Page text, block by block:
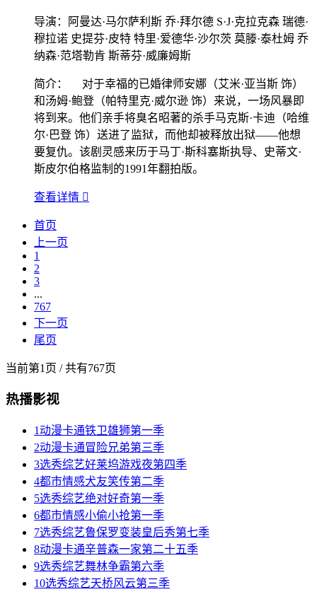
导演：
阿曼达·马尔萨利斯 乔·拜尔德 S·J·克拉克森 瑞德·
穆拉诺 史提芬·皮特 特里·爱德华·沙尔茨 莫滕·泰杜姆 乔
纳森·范塔勒肯 斯蒂芬·威廉姆斯
简介：
对于幸福的已婚律师安娜（艾米·亚当斯 饰）
和汤姆·鲍登（帕特里克·威尔逊 饰）来说，一场风暴即
将到来。他们亲手将臭名昭著的杀手马克斯·卡迪（哈维
尔·巴登 饰）送进了监狱，而他却被释放出狱——他想
要复仇。该剧灵感来历于马丁·斯科塞斯执导、史蒂文·
斯皮尔伯格监制的1991年翻拍版。
查看详情 
首页
上一页
1
2
3
...
767
下一页
尾页
当前第1页 / 共有767页
热播影视
1动漫卡通铁卫雄狮第一季
2动漫卡通冒险兄弟第三季
3选秀综艺好莱坞游戏夜第四季
4都市情感犬友笑传第二季
5选秀综艺绝对好奇第一季
6都市情感小偷小抢第一季
7选秀综艺鲁保罗变装皇后秀第七季
8动漫卡通辛普森一家第二十五季
9选秀综艺舞林争霸第六季
10选秀综艺天桥风云第三季